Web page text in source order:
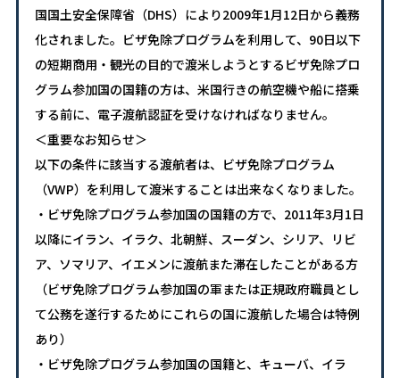
国国土安全保障省（DHS）により2009年1月12日から義務
化されました。ビザ免除プログラムを利用して、90日以下
の短期商用・観光の目的で渡米しようとするビザ免除プロ
グラム参加国の国籍の方は、米国行きの航空機や船に搭乗
する前に、電子渡航認証を受けなければなりません。
＜重要なお知らせ＞
以下の条件に該当する渡航者は、ビザ免除プログラム
（VWP）を利用して渡米することは出来なくなりました。
・ビザ免除プログラム参加国の国籍の方で、2011年3月1日
以降にイラン、イラク、北朝鮮、スーダン、シリア、リビ
ア、ソマリア、イエメンに渡航また滞在したことがある方
（ビザ免除プログラム参加国の軍または正規政府職員とし
て公務を遂行するためにこれらの国に渡航した場合は特例
あり）
・ビザ免除プログラム参加国の国籍と、キューバ、イラ